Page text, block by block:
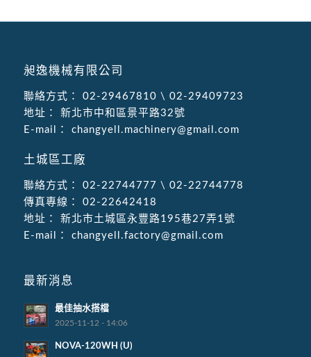
昶逸機械有限公司
聯絡方式： 02-29467810 \ 02-29409723
地址：
新北市中和區景平路32號
E-mail：
changyell.machinery@gmail.com
土城區工廠
聯絡方式： 02-22744777 \ 02-22744778
傳真專線：
02-22642418
地址：
新北市土城區永豐路195巷27弄1號
E-mail：
changyell.factory@gmail.com
最新消息
最佳抽水搭檔
2025-11-12 - 14:06
NOVA-120WH (U)